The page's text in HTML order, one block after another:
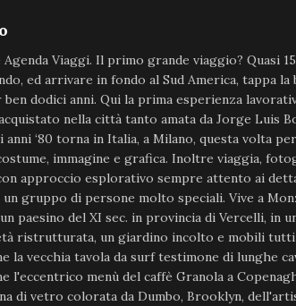
Viaggi. Il primo grande viaggio? Quasi
ed arrivare in fondo al Sud America, tappa la
dodici anni. Qui la prima esperienza
nella città tanto amata da Jorge Luis
anni ‘80 torna in Italia, a Milano, questa volta
immagine e grafica. Inoltre viaggia,
approccio esplorativo sempre attento ai
un gruppo di persone molto speciali. Vive a
paesino del XI sec. in provincia di Vercelli, in
ristrutturata, un giardino incolto e mobili
la vecchia tavola da surf testimone di lunghe
l'eccentrico menù del caffè Granola a
di vetro colorata da Dumbo, Brooklyn,